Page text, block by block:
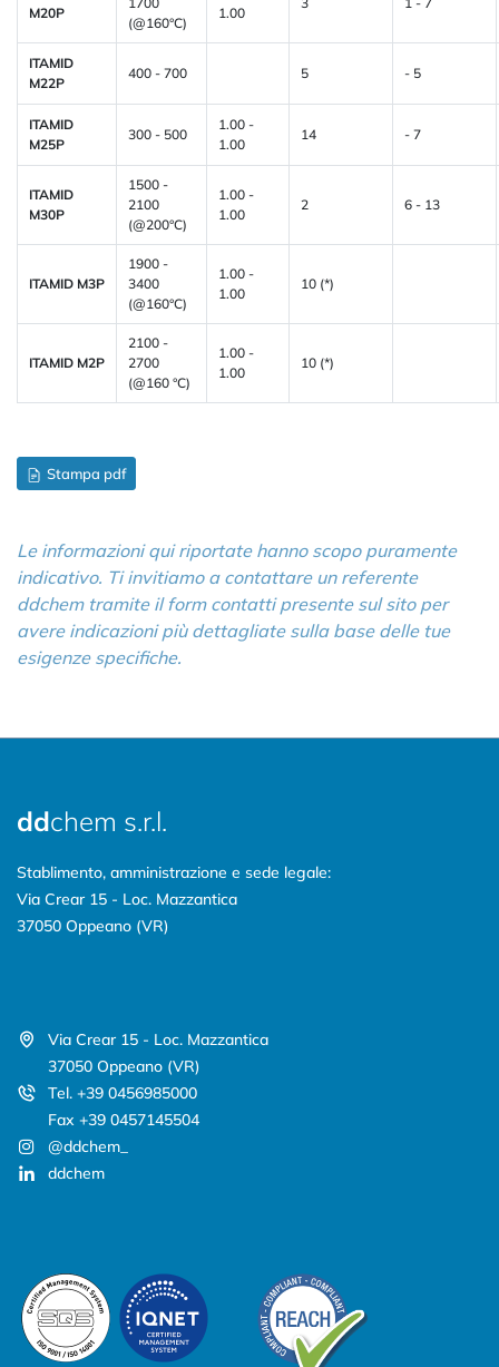
M20P
(@160°C)
1.00
ITAMID
M22P
400 - 700 5 - 5
ITAMID
M25P
300 - 500
1.00 -
1.00
14 - 7
ITAMID
M30P
1500 -
2100
(@200°C)
1.00 -
1.00
2 6 - 13
ITAMID M3P
1900 -
3400
(@160°C)
1.00 -
1.00
10 (*)
ITAMID M2P
2100 -
2700
(@160 °C)
1.00 -
1.00
10 (*)
Stampa pdf
Le informazioni qui riportate hanno scopo puramente
indicativo. Ti invitiamo a contattare un referente
ddchem tramite il form contatti presente sul sito per
avere indicazioni più dettagliate sulla base delle tue
esigenze specifiche.
ddchem s.r.l.
Stablimento, amministrazione e sede legale:
Via Crear 15 - Loc. Mazzantica
37050 Oppeano (VR)
Via Crear 15 - Loc. Mazzantica
37050 Oppeano (VR)
Tel. +39 0456985000
Fax +39 0457145504
@ddchem_
ddchem